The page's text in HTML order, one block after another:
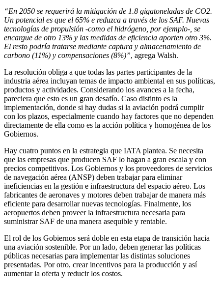
“En 2050 se requerirá la mitigación de 1.8 gigatoneladas de CO2.
Un potencial es que el 65% e reduzca a través de los SAF. Nuevas
tecnologías de propulsión -como el hidrógeno, por ejemplo-, se
encargue de otro 13% y las medidas de eficiencia aporten otro 3%.
El resto podría tratarse mediante captura y almacenamiento de
carbono (11%) y compensaciones (8%)”, agrega Walsh.
La resolución obliga a que todas las partes participantes de la
industria aérea incluyan temas de impacto ambiental en sus políticas,
productos y actividades. Considerando los avances a la fecha,
pareciera que esto es un gran desafío. Caso distinto es la
implementación, donde si hay dudas si la aviación podrá cumplir
con los plazos, especialmente cuando hay factores que no dependen
directamente de ella como es la acción política y homogénea de los
Gobiernos.
Hay cuatro puntos en la estrategia que IATA plantea. Se necesita
que las empresas que producen SAF lo hagan a gran escala y con
precios competitivos. Los Gobiernos y los proveedores de servicios
de navegación aérea (ANSP) deben trabajar para eliminar
ineficiencias en la gestión e infraestructura del espacio aéreo. Los
fabricantes de aeronaves y motores deben trabajar de manera más
eficiente para desarrollar nuevas tecnologías. Finalmente, los
aeropuertos deben proveer la infraestructura necesaria para
suministrar SAF de una manera asequible y rentable.
El rol de los Gobiernos será doble en esta etapa de transición hacia
una aviación sostenible. Por un lado, deben generar las políticas
públicas necesarias para implementar las distintas soluciones
presentadas. Por otro, crear incentivos para la producción y así
aumentar la oferta y reducir los costos.